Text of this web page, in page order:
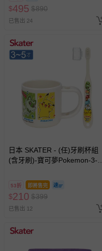
$495 $890
已售出 24
日本 SKATER - (任)牙刷杯組
(含牙刷)-寶可夢Pokemon-3-5
53折 即將售完
$210 $399
已售出 12